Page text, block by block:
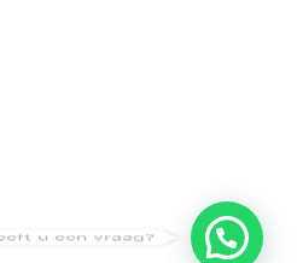
u een vraag?